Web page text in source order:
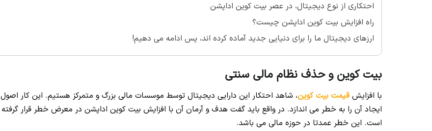
احتکاری از نوع دیجیتال، در عصر بیت کوین اداپشن
راه افزایش بیت کوین اداپشن چیست؟
ارزهای دیجیتال ما را برای دنیایی جدید آماده کرده اند، پس ادامه می دهیم!
بیت کوین و حذف نظام مالی سنتی
با افزایش قیمت بیت کوین، شاهد احتکار این دارایی دیجیتال توسط موسسات مالی بزرگ و متمرکز هستیم. این کار اصول
ایجاد آن را به خطر می اندازد. در واقع باید گفت هدف و آرمان آن با افزایش بیت کوین اداپشن در معرض خطر قرار گرفته
است. این خطر عمدتا در حوزه مالی می باشد.